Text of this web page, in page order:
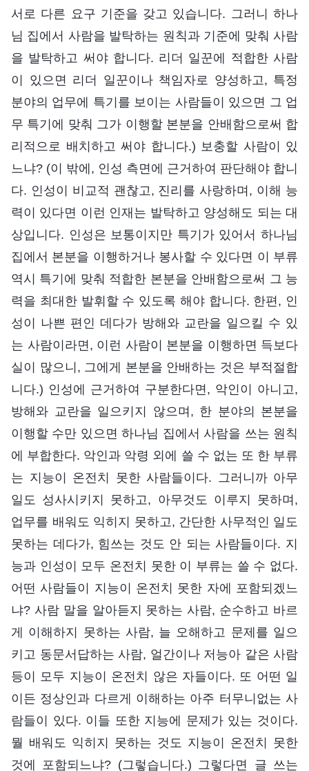
서로 다른 요구 기준을 갖고 있습니다. 그러니 하나
님 집에서 사람을 발탁하는 원칙과 기준에 맞춰 사람
을 발탁하고 써야 합니다. 리더 일꾼에 적합한 사람
이 있으면 리더 일꾼이나 책임자로 양성하고, 특정
분야의 업무에 특기를 보이는 사람들이 있으면 그 업
무 특기에 맞춰 그가 이행할 본분을 안배함으로써 합
리적으로 배치하고 써야 합니다.) 보충할 사람이 있
느냐? (이 밖에, 인성 측면에 근거하여 판단해야 합니
다. 인성이 비교적 괜찮고, 진리를 사랑하며, 이해 능
력이 있다면 이런 인재는 발탁하고 양성해도 되는 대
상입니다. 인성은 보통이지만 특기가 있어서 하나님
집에서 본분을 이행하거나 봉사할 수 있다면 이 부류
역시 특기에 맞춰 적합한 본분을 안배함으로써 그 능
력을 최대한 발휘할 수 있도록 해야 합니다. 한편, 인
성이 나쁜 편인 데다가 방해와 교란을 일으킬 수 있
는 사람이라면, 이런 사람이 본분을 이행하면 득보다
실이 많으니, 그에게 본분을 안배하는 것은 부적절합
니다.) 인성에 근거하여 구분한다면, 악인이 아니고,
방해와 교란을 일으키지 않으며, 한 분야의 본분을
이행할 수만 있으면 하나님 집에서 사람을 쓰는 원칙
에 부합한다. 악인과 악령 외에 쓸 수 없는 또 한 부류
는 지능이 온전치 못한 사람들이다. 그러니까 아무
일도 성사시키지 못하고, 아무것도 이루지 못하며,
업무를 배워도 익히지 못하고, 간단한 사무적인 일도
못하는 데다가, 힘쓰는 것도 안 되는 사람들이다. 지
능과 인성이 모두 온전치 못한 이 부류는 쓸 수 없다.
어떤 사람들이 지능이 온전치 못한 자에 포함되겠느
냐? 사람 말을 알아듣지 못하는 사람, 순수하고 바르
게 이해하지 못하는 사람, 늘 오해하고 문제를 일으
키고 동문서답하는 사람, 얼간이나 저능아 같은 사람
등이 모두 지능이 온전치 않은 자들이다. 또 어떤 일
이든 정상인과 다르게 이해하는 아주 터무니없는 사
람들이 있다. 이들 또한 지능에 문제가 있는 것이다.
뭘 배워도 익히지 못하는 것도 지능이 온전치 못한
것에 포함되느냐? (그렇습니다.) 그렇다면 글 쓰는